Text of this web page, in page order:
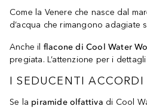
Come la Venere che nasce dal
d’acqua che rimangono
Anche il flacone di Cool Water
pregiata. L’attenzione per i
I SEDUCENTI
Se la piramide olfattiva di Cool